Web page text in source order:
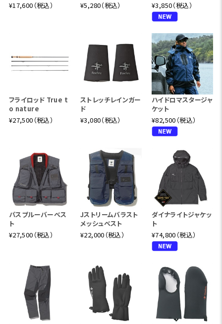
¥17,600（税込） ¥5,280（税込） ¥3,850（税込）
フライロッド True t
o nature
¥27,500（税込）
ストレッチレインガー
ド
¥3,080（税込）
ハイドロマスタージャ
ケット
¥82,500（税込）
パスプルーバーベス
ト
¥27,500（税込）
Jストリームバラスト
メッシュベスト
¥22,000（税込）
ダイナライトジャケッ
ト
¥74,800（税込）